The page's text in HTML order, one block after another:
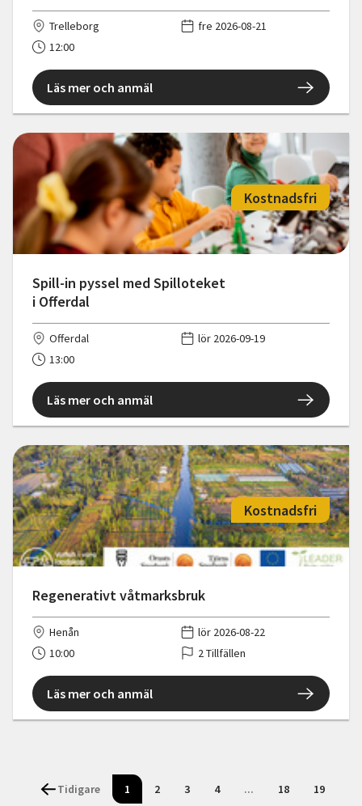
Trelleborg
fre 2026-08-21
12:00
Läs mer och anmäl
Spill-in pyssel med Spilloteket
i Offerdal
Kostnadsfri
Offerdal
lör 2026-09-19
13:00
Läs mer och anmäl
Regenerativt våtmarksbruk
Kostnadsfri
Henån
lör 2026-08-22
10:00
2 Tillfällen
Läs mer och anmäl
Tidigare 1 2 3 4 ... 18 19